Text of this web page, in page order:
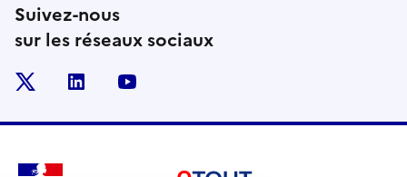
Suivez-nous
sur les réseaux sociaux
linkedin